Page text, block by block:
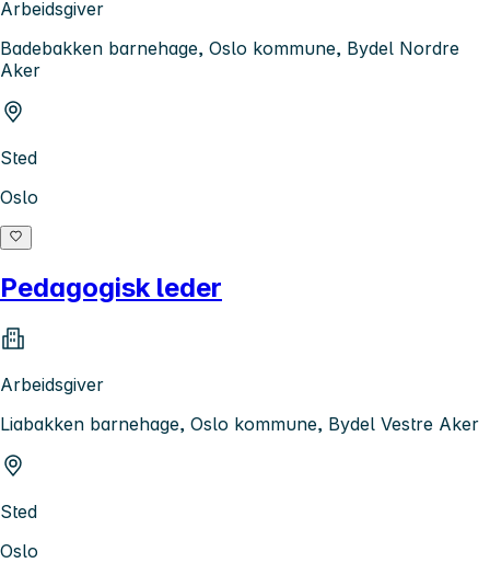
Arbeidsgiver
Badebakken barnehage, Oslo kommune, Bydel Nordre
Aker
Sted
Oslo
Pedagogisk leder
Arbeidsgiver
Liabakken barnehage, Oslo kommune, Bydel Vestre Aker
Sted
Oslo